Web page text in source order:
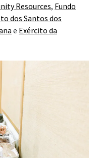
Resources, Fundo
dos Santos dos
e Exército da